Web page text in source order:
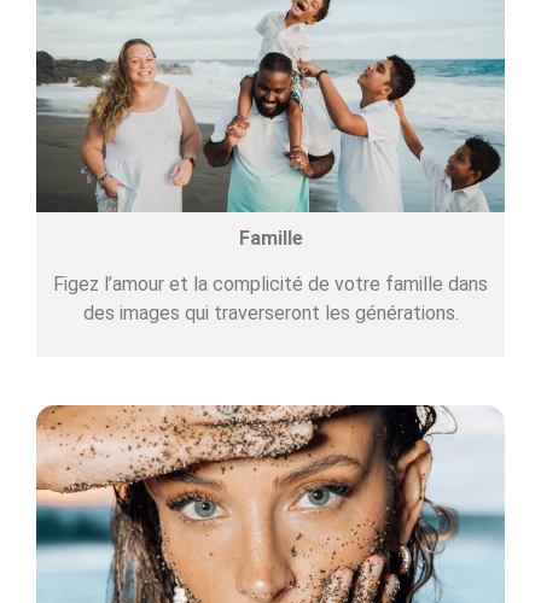
Famille
Figez l’amour et la complicité de votre famille dans
des images qui traverseront les générations.